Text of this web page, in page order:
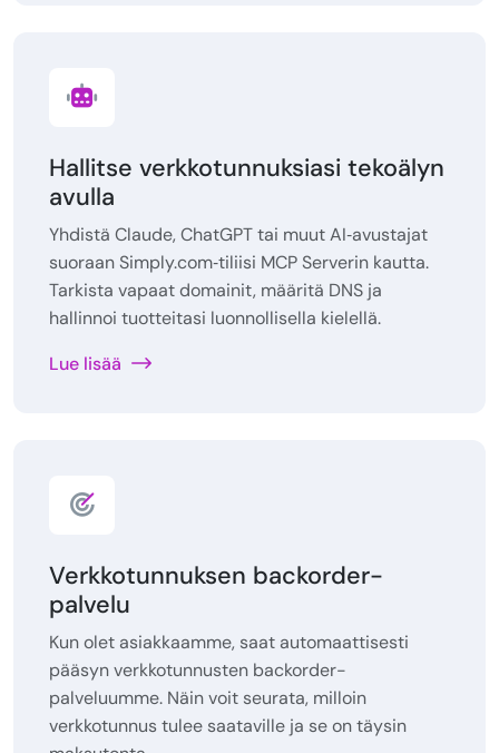
Hallitse verkkotunnuksiasi tekoälyn
avulla
Yhdistä Claude, ChatGPT tai muut AI‑avustajat
suoraan Simply.com‑tiliisi MCP Serverin kautta.
Tarkista vapaat domainit, määritä DNS ja
hallinnoi tuotteitasi luonnollisella kielellä.
Lue lisää
Verkkotunnuksen backorder-
palvelu
Kun olet asiakkaamme, saat automaattisesti
pääsyn verkkotunnusten backorder-
palveluumme. Näin voit seurata, milloin
verkkotunnus tulee saataville ja se on täysin